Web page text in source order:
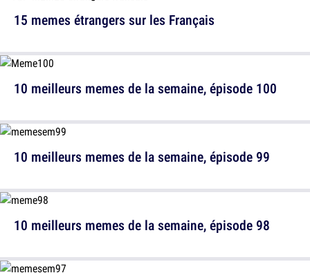
10 meilleurs memes de la semaine, épisode 100
10 meilleurs memes de la semaine, épisode 98
15 memes étrangers sur les Français
10 meilleurs memes de la semaine, épisode 99